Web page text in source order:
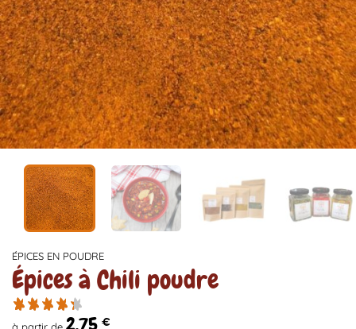
ÉPICES EN POUDRE
Épices à Chili poudre
€